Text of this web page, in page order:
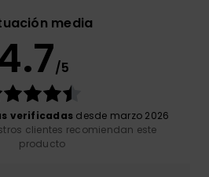
media
/5
verificadas desde marzo 2026
clientes recomiendan este
producto